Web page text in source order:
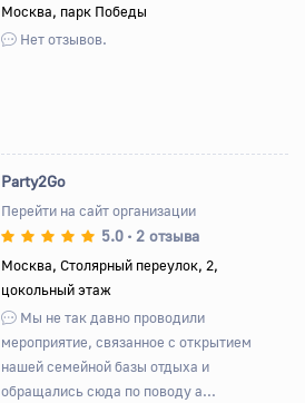
Москва, парк Победы
Нет отзывов.
Party2Go
Перейти на сайт организации
5.0 • 2 отзыва
Москва, Столярный переулок, 2,
цокольный этаж
Мы не так давно проводили
мероприятие, связанное с открытием
нашей семейной базы отдыха и
обращались сюда по поводу а...